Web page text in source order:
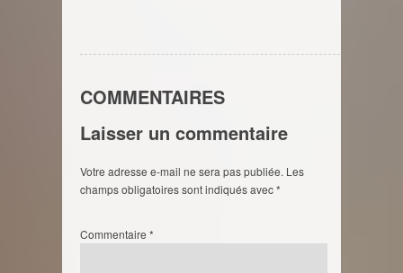
COMMENTAIRES
Laisser un commentaire
Votre adresse e-mail ne sera pas publiée. Les
champs obligatoires sont indiqués avec*
Commentaire *